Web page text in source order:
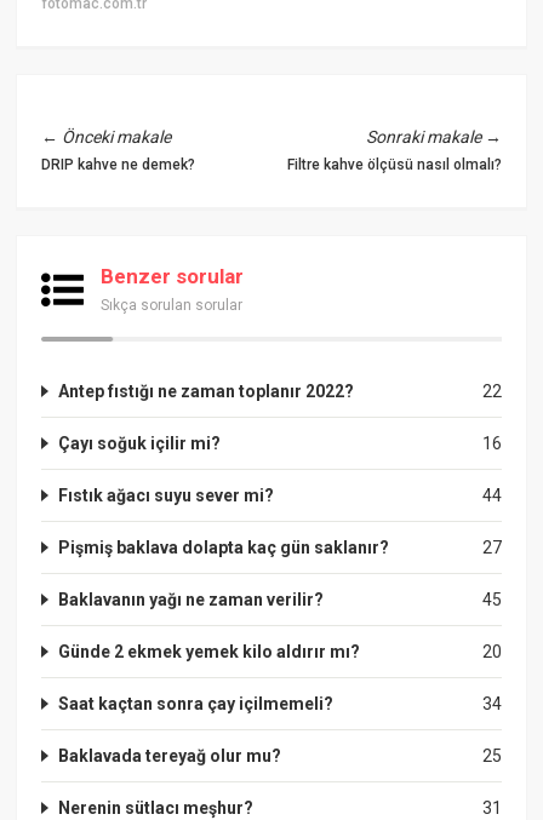
← Önceki makale
DRIP kahve ne demek?
Sonraki makale→
Filtre kahve ölçüsü nasıl olmalı?
Benzer sorular
Sıkça sorulan sorular
22
Antep fıstığı ne zaman toplanır 2022?
16
Çayı soğuk içilir mi?
44
Fıstık ağacı suyu sever mi?
27
Pişmiş baklava dolapta kaç gün saklanır?
45
Baklavanın yağı ne zaman verilir?
20
Günde 2 ekmek yemek kilo aldırır mı?
34
Saat kaçtan sonra çay içilmemeli?
25
Baklavada tereyağ olur mu?
31
Nerenin sütlacı meşhur?